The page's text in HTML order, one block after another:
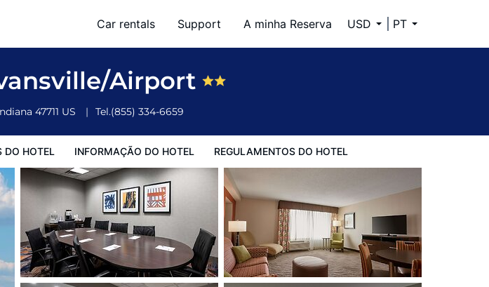
Car rentals Support A minha Reserva USD PT
Airport
47711 US Tel.(855) 334-6659
DO HOTEL INFORMAÇÃO DO HOTEL REGULAMENTOS DO HOTEL
Regulamentos do Hotel